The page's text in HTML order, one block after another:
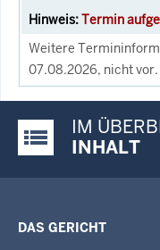
Termin
Weitere
07.08.2026, nicht vor.
Justiz-Portal im
IM
INHALT
DAS GERICHT